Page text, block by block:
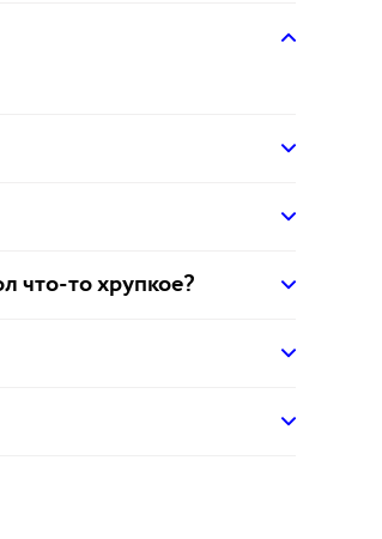
что-то хрупкое?